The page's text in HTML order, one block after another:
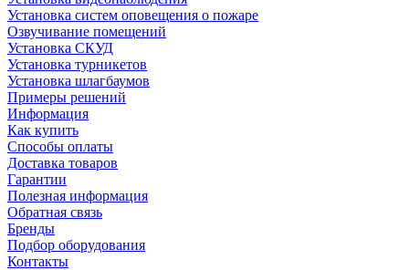
Установка систем оповещения о пожаре
Озвучивание помещений
Установка СКУД
Установка турникетов
Установка шлагбаумов
Примеры решений
Информация
Как купить
Способы оплаты
Доставка товаров
Гарантии
Полезная информация
Обратная связь
Бренды
Подбор оборудования
Контакты